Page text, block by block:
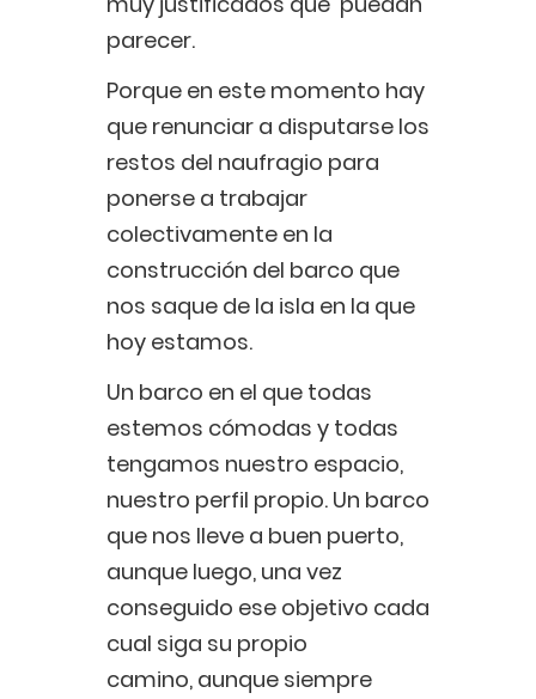
parecer.
Porque en este momento hay
que renunciar a disputarse los
restos del naufragio para
ponerse a trabajar
colectivamente en la
construcción del barco que
nos saque de la isla en la que
hoy estamos.
Un barco en el que todas
estemos cómodas y todas
tengamos nuestro espacio,
nuestro perfil propio. Un barco
que nos lleve a buen puerto,
aunque luego, una vez
conseguido ese objetivo cada
cual siga su propio
camino, aunque siempre